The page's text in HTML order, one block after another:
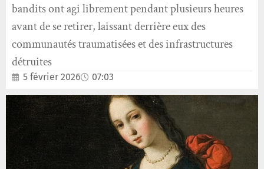
bandits ont agi librement pendant plusieurs heures
avant de se retirer, laissant derrière eux des
communautés traumatisées et des infrastructures
détruites
5 février 2026 07:03